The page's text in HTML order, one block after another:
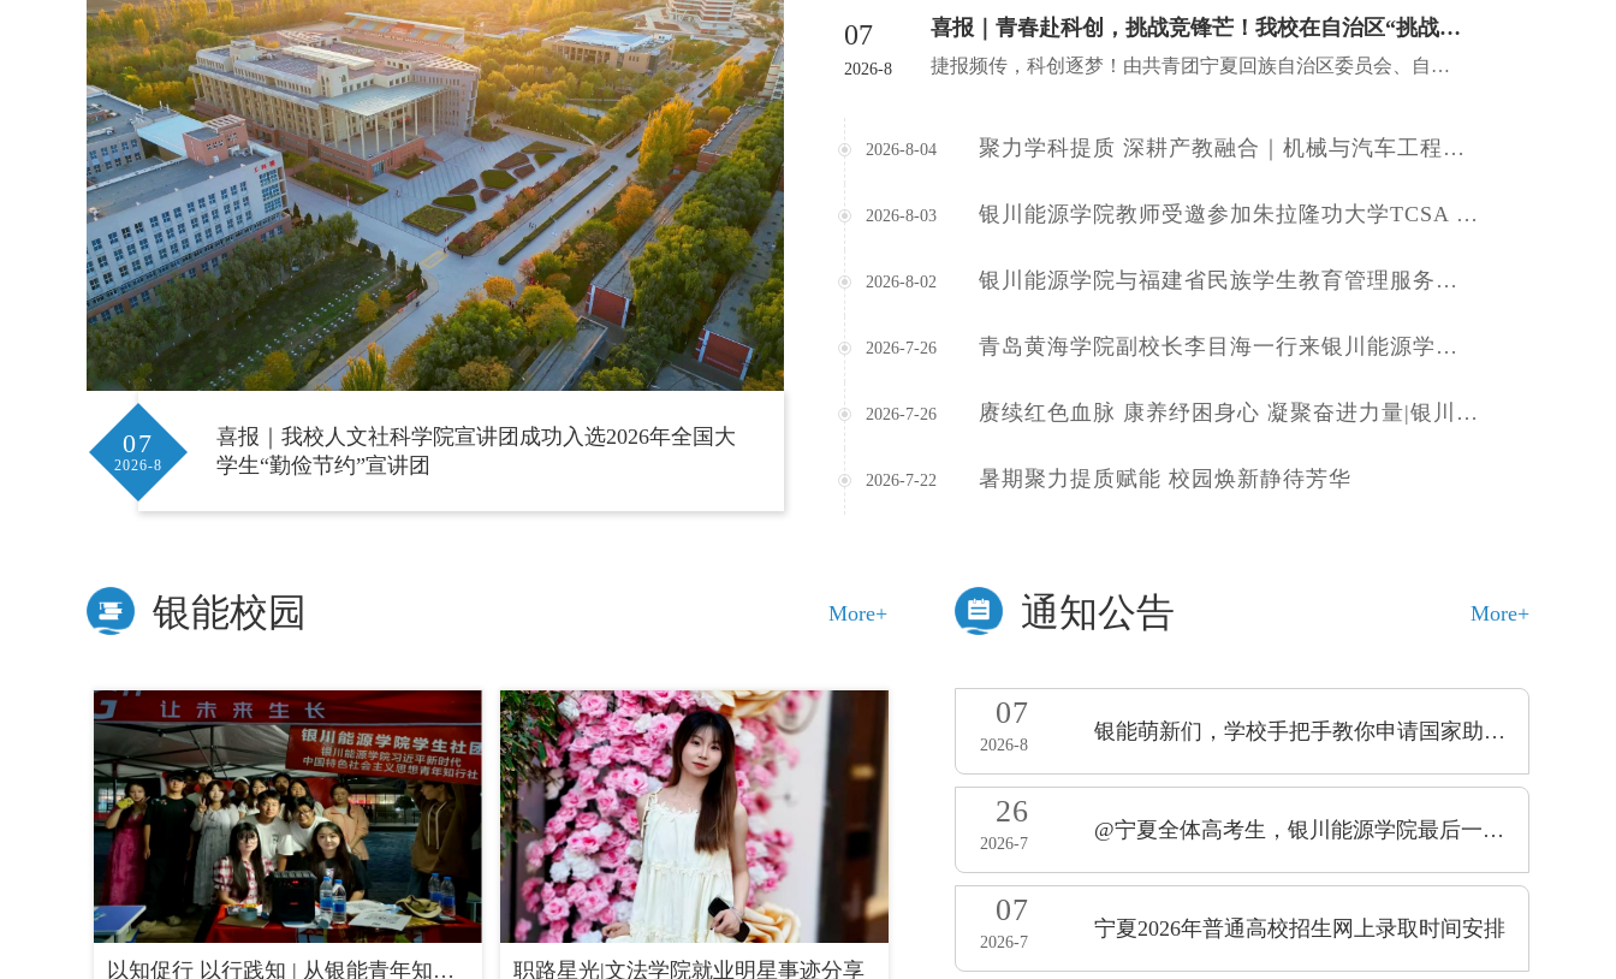
07
2026-8
喜报｜我校人文社科学院宣讲团成功入选2026年全国大
学生“勤俭节约”宣讲团
07
2026-8
喜报｜青春赴科创，挑战竞锋芒！我校在自治区“挑战杯”竞赛斩获佳绩
捷报频传，科创逐梦！由共青团宁夏回族自治区委员会、自治区教育厅、人力资源和社会保障厅、自治区科学技术协会、宁夏社会科学院、自治区学生联合会联合主办的2026年“挑战杯”全区大学生创业计划竞赛已圆满落幕...
2026-8-04 聚力学科提质 深耕产教融合｜机械与汽车工程学院参加第23届全国机械工程学院院长/系主任联席会议
2026-8-03 银川能源学院教师受邀参加朱拉隆功大学TCSA Open House活动展现中国青年风采
2026-8-02 银川能源学院与福建省民族学生教育管理服务研究基地及福州大学刘敏榕工作室正式达成战略合作共建协议。
2026-7-26 青岛黄海学院副校长李目海一行来银川能源学院考察交流
2026-7-26 赓续红色血脉 康养纾困身心 凝聚奋进力量|银川能源学院2026年教职工区内疗休养活动圆满收官
2026-7-22 暑期聚力提质赋能 校园焕新静待芳华
银能校园 More+
以知促行 以行践知 | 从银能青年知行社走出的“追光者”们 职路星光|文法学院就业明星事迹分享 戎装铸魂守初心 基层实干践使命||数字信息学院优秀校友孙维民
通知公告 More+
07
2026-8
银能萌新们，学校手把手教你申请国家助学贷款！快收藏
26
2026-7
@宁夏全体高考生，银川能源学院最后一次征集志愿，圆你本科梦！
07
2026-7
宁夏2026年普通高校招生网上录取时间安排